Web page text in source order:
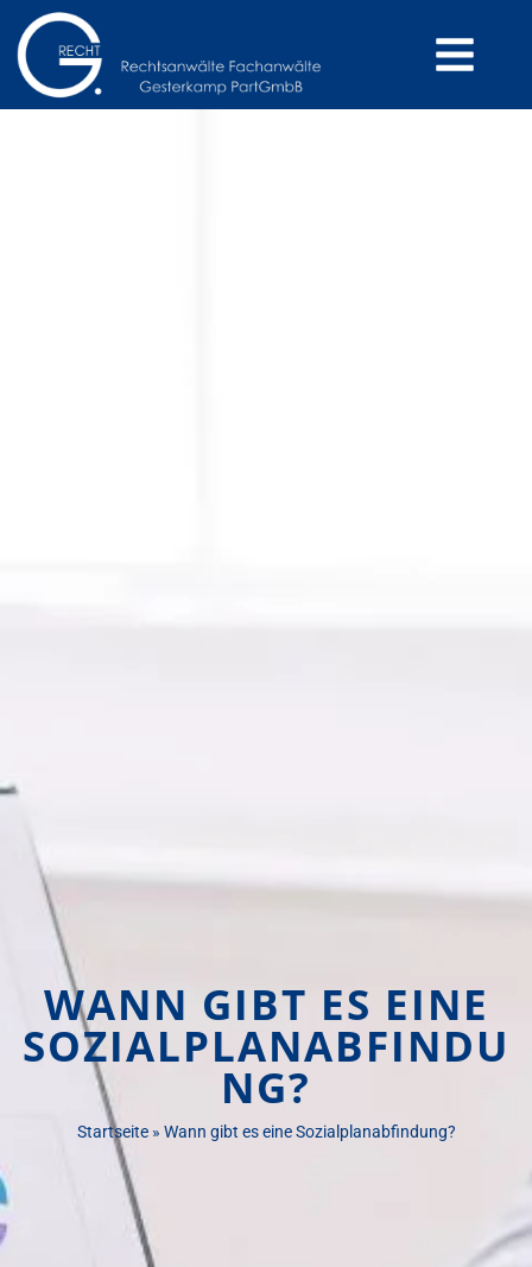
WANN GIBT ES EINE
SOZIALPLANABFINDU
NG?
Startseite» Wann gibt es eine Sozialplanabfindung?